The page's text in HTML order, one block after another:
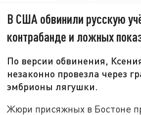
В США обвинили русскую
контрабанде и ложных
По версии обвинения,
незаконно провезла через
эмбрионы лягушки.
Жюри присяжных в Бостоне